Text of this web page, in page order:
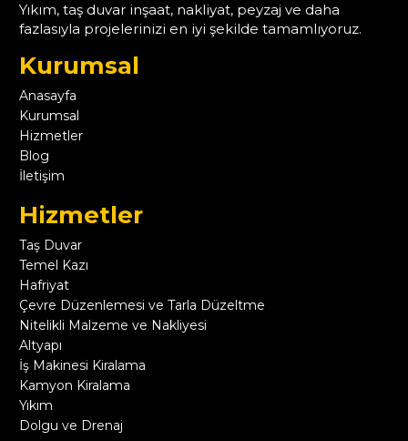
Yıkım, taş duvar inşaat, nakliyat, peyzaj ve daha
fazlasıyla projelerinizi en iyi şekilde tamamlıyoruz.
Kurumsal
Anasayfa
Kurumsal
Hizmetler
Blog
İletişim
Hizmetler
Taş Duvar
Temel Kazı
Hafriyat
Çevre Düzenlemesi ve Tarla Düzeltme
Nitelikli Malzeme ve Nakliyesi
Altyapı
İş Makinesi Kiralama
Kamyon Kiralama
Yıkım
Dolgu ve Drenaj